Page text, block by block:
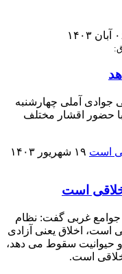
۱۴۰۳
جوادی آملی چهارشنبه
حضور اقشار مختلف
۱۹ شهریور ۱۴۰۳
است
جوامع غربی گفت: نظام
است، اخلاق یعنی آزادی
و حیوانیت سقوط می دهد،
است.